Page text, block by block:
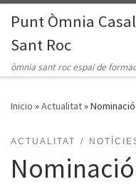
Saltar al contenido
Punt Òmnia
Sant Roc
òmnia sant roc espai de
Inicio »Actualitat»
ACTUALITAT